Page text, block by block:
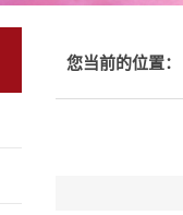
您当前的位置：